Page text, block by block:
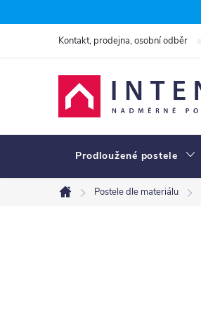
na
Kontakt, prodejna, osobní odběr
Prodloužené postele
Domů
Postele dle materiálu